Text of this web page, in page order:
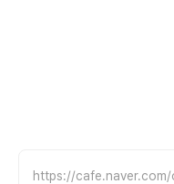
https://cafe.naver.com/